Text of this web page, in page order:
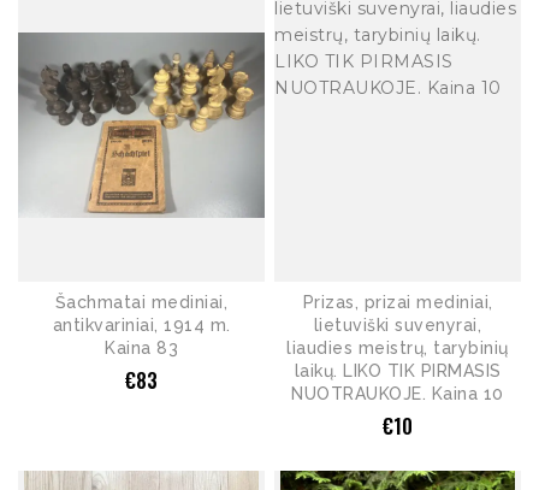
Šachmatai mediniai,
antikvariniai, 1914 m.
Kaina 83
€83
Prizas, prizai mediniai,
lietuviški suvenyrai,
liaudies meistrų, tarybinių
laikų. LIKO TIK PIRMASIS
NUOTRAUKOJE. Kaina 10
€10